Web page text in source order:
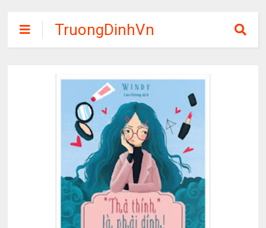
TruongDinhVn
Chia sẽ ebook,
phần mềm học
tập miễn phí